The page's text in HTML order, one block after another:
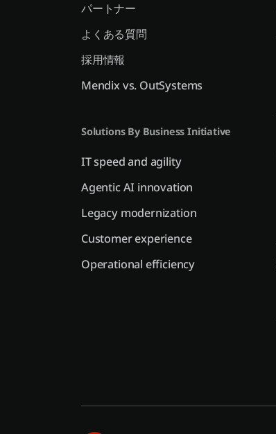
パートナー
よくある質問
採用情報
Mendix vs. OutSystems
Solutions By Business Initiative
IT speed and agility
Agentic AI innovation
Legacy modernization
Customer experience
Operational efficiency